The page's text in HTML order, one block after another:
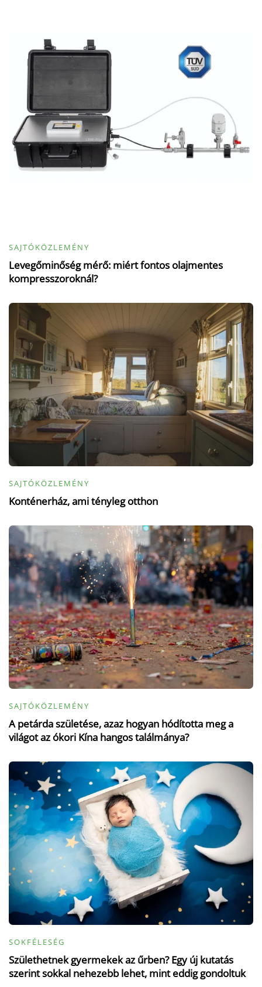
SAJTÓKÖZLEMÉNY
Levegőminőség mérő: miért fontos olajmentes
kompresszoroknál?
SAJTÓKÖZLEMÉNY
Konténerház, ami tényleg otthon
SAJTÓKÖZLEMÉNY
A petárda születése, azaz hogyan hódította meg a
világot az ókori Kína hangos találmánya?
SOKFÉLESÉG
Születhetnek gyermekek az űrben? Egy új kutatás
szerint sokkal nehezebb lehet, mint eddig gondoltuk